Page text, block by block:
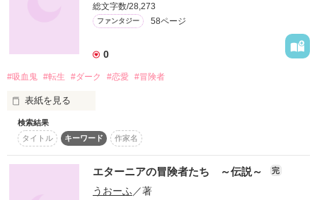
ルドルフには婚約間近な恋人がいるのだ。激しく動揺するロレ
夢に一生懸命で鈍感なヒロインが、甘くて一途なヒーローと幸
作品を読む
一刻も早く友人を助け出さなければ…。
武術家の女ジルと、魔法剣士の男ローグ。
二人の冒険ストーリー第二弾！
作品を読む
総文字数/28,273
ファンタジー 58ページ
0
#吸血鬼 #転生 #ダーク #恋愛 #冒険者
表紙を見る
太古の昔に存在していた吸血鬼。
その中で最も危険と称された男ーシュヴァイツは、吸血鬼の王
であったアレンの息子であるデュランに死して尚も永き時に渡
って封印されていた。
魂を封印から解き放たれてしまったが魂の断片として、ある
検索結果
タイトル
キーワード 作家名
エターニアの冒険者たち ～伝説～ 完
うおーふ ／著